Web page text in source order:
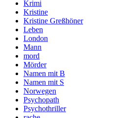
Krimi
Kristine
Kristine Greßhöner
Leben
London
Mann
mord
Mörder
Namen mit B
Namen mit S
Norwegen
Psychopath
Psychothriller